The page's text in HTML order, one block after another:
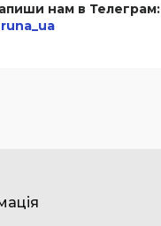
нам в Телеграм: